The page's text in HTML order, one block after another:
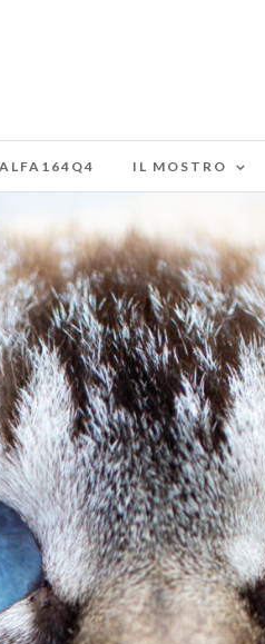
ALFA164Q4 IL MOSTRO